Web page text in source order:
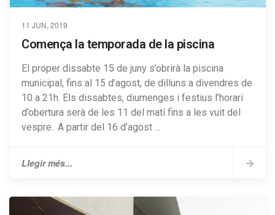
11 JUN, 2019
Comença la temporada de la piscina
El proper dissabte 15 de juny s’obrirà la piscina
municipal, fins al 15 d’agost, de dilluns a divendres de
10 a 21h. Els dissabtes, diumenges i festius l’horari
d’obertura serà de les 11 del matí fins a les vuit del
vespre.. A partir del 16 d’agost ...
Llegir més...